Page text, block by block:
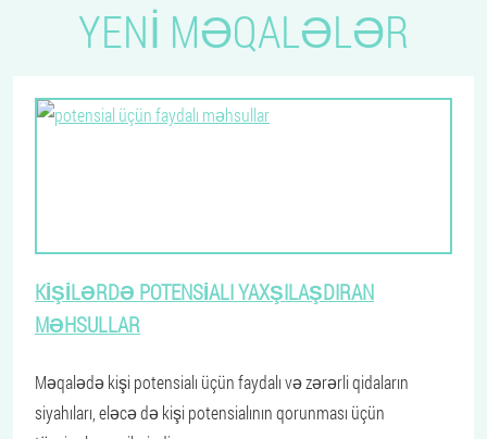
YENI MƏQALƏLƏR
KIŞILƏRDƏ POTENSIALI YAXŞILAŞDIRAN
MƏHSULLAR
Məqalədə kişi potensialı üçün faydalı və zərərli qidaların
siyahıları, eləcə də kişi potensialının qorunması üçün